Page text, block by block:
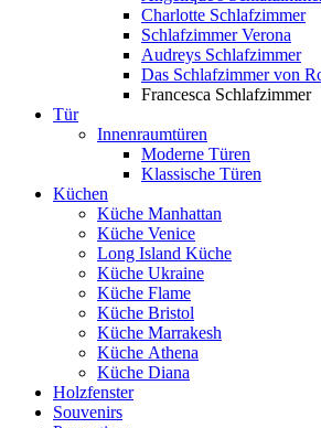
Charlotte Schlafzimmer
Schlafzimmer Verona
Audreys Schlafzimmer
Das Schlafzimmer von
Francesca Schlafzimmer
Tür
Innenraumtüren
Moderne Türen
Klassische Türen
Küchen
Küche Manhattan
Küche Venice
Long Island Küche
Küche Ukraine
Küche Flame
Küche Bristol
Küche Marrakesh
Küche Athena
Küche Diana
Holzfenster
Souvenirs